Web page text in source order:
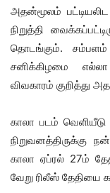
அதன்மூலம்
நிறுத்தி
தொடங்கும். சம்பளம்
சனிக்கிழமை
விவகாரம் குறித்து
காலா படம் வெளியீடு
நிறுவனத்திருக்கு
காலா ஏப்ரல் 27ம்
வேறு ரிலீஸ் தேதியை